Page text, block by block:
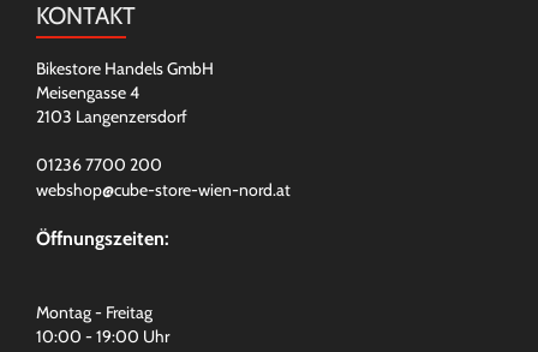
KONTAKT
Bikestore Handels GmbH
Meisengasse 4
2103 Langenzersdorf
01236 7700 200
webshop@cube-store-wien-nord.at
Öffnungszeiten:
Montag - Freitag
10:00 - 19:00 Uhr